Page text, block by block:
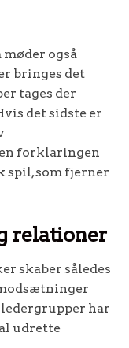
også
bringes det
tages der
det sidste er
forklaringen
spil, som fjerner
relationer
skaber således
har
udrette